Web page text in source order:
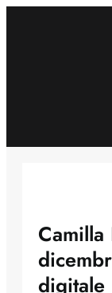
digitale